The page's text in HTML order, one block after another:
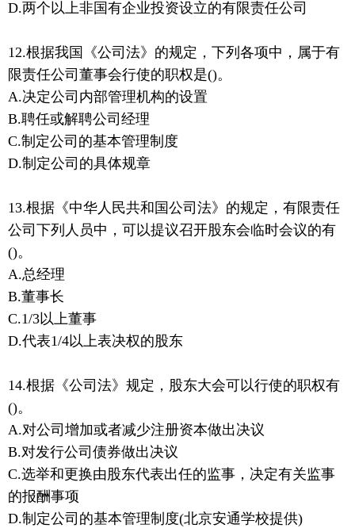
D.两个以上非国有企业投资设立的有限责任公司
12.根据我国《公司法》的规定，下列各项中，属于有
限责任公司董事会行使的职权是()。
A.决定公司内部管理机构的设置
B.聘任或解聘公司经理
C.制定公司的基本管理制度
D.制定公司的具体规章
13.根据《中华人民共和国公司法》的规定，有限责任
公司下列人员中，可以提议召开股东会临时会议的有
()。
A.总经理
B.董事长
C.1/3以上董事
D.代表1/4以上表决权的股东
14.根据《公司法》规定，股东大会可以行使的职权有
()。
A.对公司增加或者减少注册资本做出决议
B.对发行公司债券做出决议
C.选举和更换由股东代表出任的监事，决定有关监事
的报酬事项
D.制定公司的基本管理制度(北京安通学校提供)